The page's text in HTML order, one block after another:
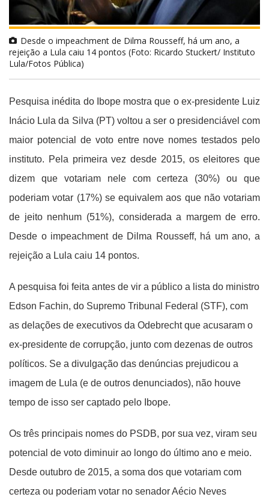
Desde o impeachment de Dilma Rousseff, há um ano, a
rejeição a Lula caiu 14 pontos (Foto: Ricardo Stuckert/ Instituto
Lula/Fotos Pública)
Pesquisa inédita do Ibope mostra que o ex-presidente Luiz
Inácio Lula da Silva (PT) voltou a ser o presidenciável com
maior potencial de voto entre nove nomes testados pelo
instituto. Pela primeira vez desde 2015, os eleitores que
dizem que votariam nele com certeza (30%) ou que
poderiam votar (17%) se equivalem aos que não votariam
de jeito nenhum (51%), considerada a margem de erro.
Desde o impeachment de Dilma Rousseff, há um ano, a
rejeição a Lula caiu 14 pontos.
A pesquisa foi feita antes de vir a público a lista do ministro
Edson Fachin, do Supremo Tribunal Federal (STF), com
as delações de executivos da Odebrecht que acusaram o
ex-presidente de corrupção, junto com dezenas de outros
políticos. Se a divulgação das denúncias prejudicou a
imagem de Lula (e de outros denunciados), não houve
tempo de isso ser captado pelo Ibope.
Os três principais nomes do PSDB, por sua vez, viram seu
potencial de voto diminuir ao longo do último ano e meio.
Desde outubro de 2015, a soma dos que votariam com
certeza ou poderiam votar no senador Aécio Neves